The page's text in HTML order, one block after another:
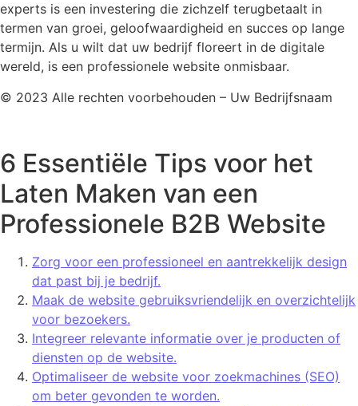
experts is een investering die zichzelf terugbetaalt in
termen van groei, geloofwaardigheid en succes op lange
termijn. Als u wilt dat uw bedrijf floreert in de digitale
wereld, is een professionele website onmisbaar.
© 2023 Alle rechten voorbehouden – Uw Bedrijfsnaam
6 Essentiële Tips voor het
Laten Maken van een
Professionele B2B Website
Zorg voor een professioneel en aantrekkelijk design
dat past bij je bedrijf.
Maak de website gebruiksvriendelijk en overzichtelijk
voor bezoekers.
Integreer relevante informatie over je producten of
diensten op de website.
Optimaliseer de website voor zoekmachines (SEO)
om beter gevonden te worden.